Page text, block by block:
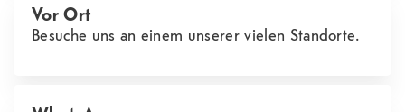
Vor Ort
Besuche uns an einem unserer vielen Standorte.